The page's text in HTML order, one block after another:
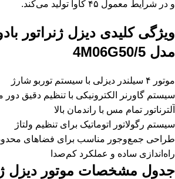
و در شرایط معمول ۴۵ کاوا تولید می‌کند.
مدل 4M06G50/5
موتور ۴ سیلندر دیزلی با سیستم توربو شارژ
سیستم گاورنر الکترونیکی با تنظیم دقیق دور
آلترناتور تمام مس با راندمان بالا
سیستم رگولاتور اتوماتیک برای تنظیم ولتاژ
طراحی جمع‌وجور مناسب برای فضاهای
راه‌اندازی ساده و عملکرد کم‌صدا
جدول مشخصات موتور دیزل